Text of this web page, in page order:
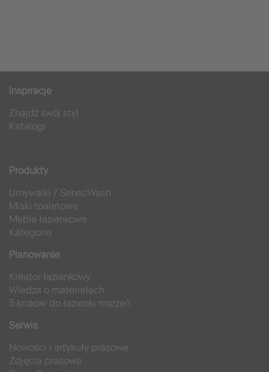
Inspiracje
Znajdź swój styl
Katalogi
Produkty
Umywalki / SensoWash
Miski toaletowe
Meble łazienkowe
Kategorie
Planowanie
Kreator łazienkowy
Wiedza o materiałach
5 kroków do łazienki marzeń
Serwis
Nowości i artykuły prasowe
Zdjęcia prasowe